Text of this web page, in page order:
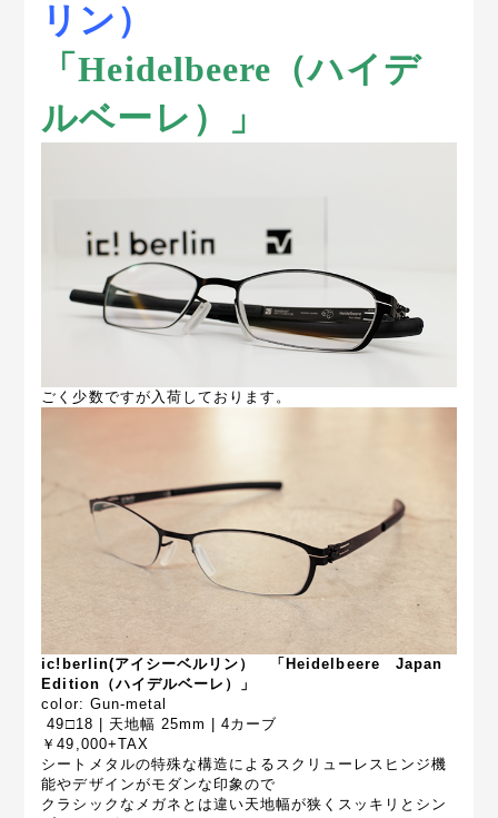
リン）
「Heidelbeere（ハイデ
ルベーレ）」
ごく少数ですが入荷しております。
ic!berlin(アイシーベルリン）
「Heidelbeere Japan
Edition（ハイデルベーレ）」
color: Gun-metal
49□18 | 天地幅 25mm | 4カーブ
￥49,000+TAX
シートメタルの特殊な構造によるスクリューレスヒンジ機
能やデザインがモダンな印象ので
クラシックなメガネとは違い天地幅が狭くスッキリとシン